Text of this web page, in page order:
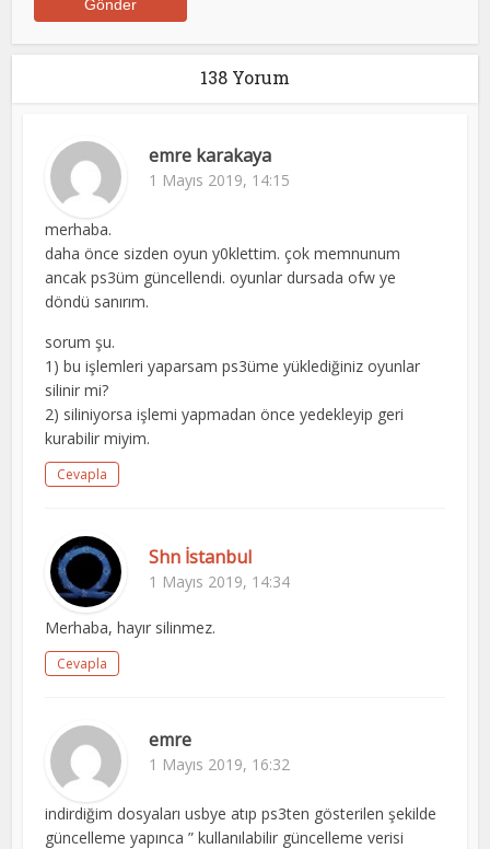
138 Yorum
emre karakaya
1 Mayıs 2019, 14:15
merhaba.
daha önce sizden oyun y0klettim. çok memnunum
ancak ps3üm güncellendi. oyunlar dursada ofw ye
döndü sanırım.
sorum şu.
1) bu işlemleri yaparsam ps3üme yüklediğiniz oyunlar
silinir mi?
2) siliniyorsa işlemi yapmadan önce yedekleyip geri
kurabilir miyim.
Cevapla
Shn İstanbul
1 Mayıs 2019, 14:34
Merhaba, hayır silinmez.
Cevapla
emre
1 Mayıs 2019, 16:32
indirdiğim dosyaları usbye atıp ps3ten gösterilen şekilde
güncelleme yapınca ” kullanılabilir güncelleme verisi